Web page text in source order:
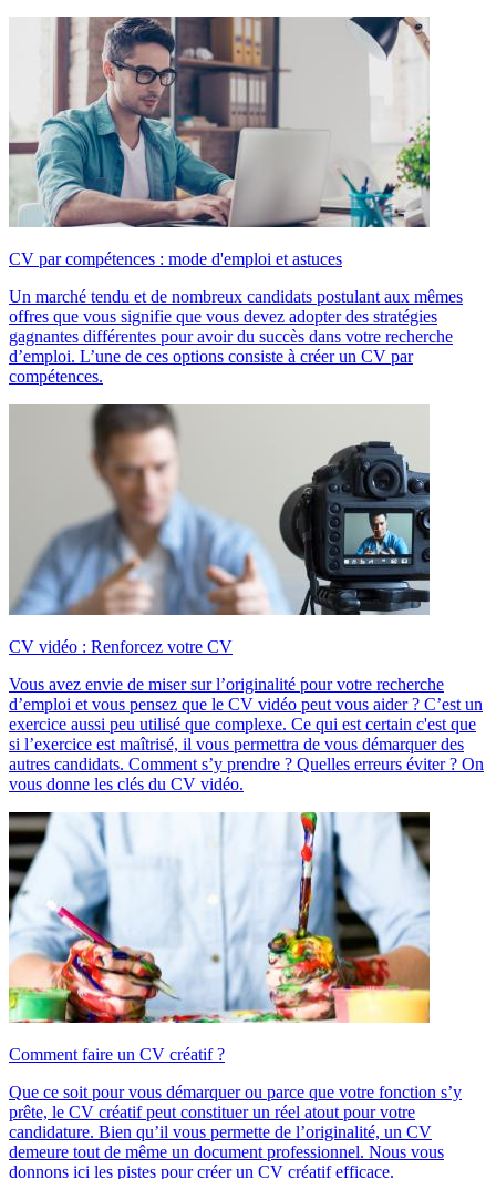
CV par compétences : mode d'emploi et astuces
Un marché tendu et de nombreux candidats postulant aux mêmes
offres que vous signifie que vous devez adopter des stratégies
gagnantes différentes pour avoir du succès dans votre recherche
d’emploi. L’une de ces options consiste à créer un CV par
compétences.
CV vidéo : Renforcez votre CV
Vous avez envie de miser sur l’originalité pour votre recherche
d’emploi et vous pensez que le CV vidéo peut vous aider ? C’est un
exercice aussi peu utilisé que complexe. Ce qui est certain c'est que
si l’exercice est maîtrisé, il vous permettra de vous démarquer des
autres candidats. Comment s’y prendre ? Quelles erreurs éviter ? On
vous donne les clés du CV vidéo.
Comment faire un CV créatif ?
Que ce soit pour vous démarquer ou parce que votre fonction s’y
prête, le CV créatif peut constituer un réel atout pour votre
candidature. Bien qu’il vous permette de l’originalité, un CV
demeure tout de même un document professionnel. Nous vous
donnons ici les pistes pour créer un CV créatif efficace.